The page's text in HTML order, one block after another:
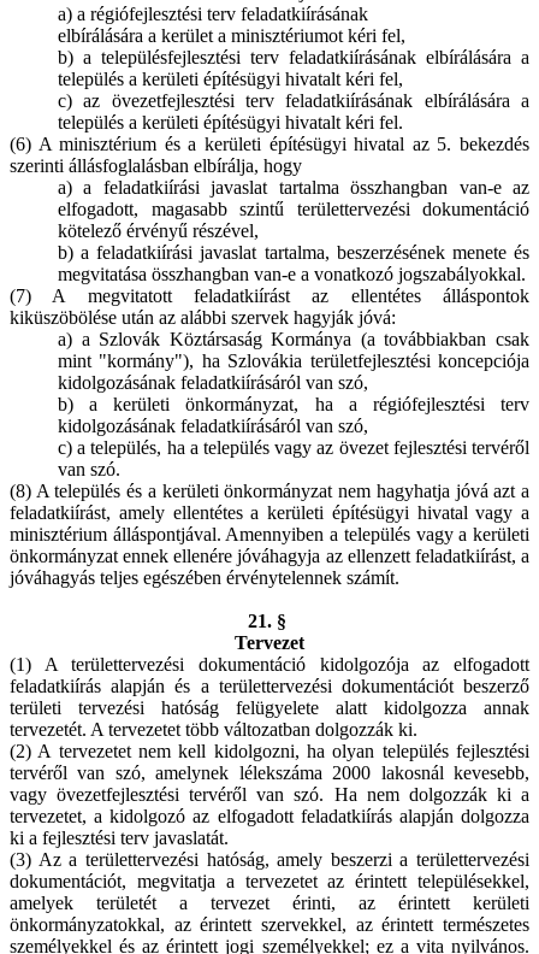
a) a régiófejlesztési terv feladatkiírásának
elbírálására a kerület a minisztériumot kéri fel,
b) a településfejlesztési terv feladatkiírásának elbírálására a
település a kerületi építésügyi hivatalt kéri fel,
c) az övezetfejlesztési terv feladatkiírásának elbírálására a
település a kerületi építésügyi hivatalt kéri fel.
(6) A minisztérium és a kerületi építésügyi hivatal az 5. bekezdés
szerinti állásfoglalásban elbírálja, hogy
a) a feladatkiírási javaslat tartalma összhangban van-e az
elfogadott, magasabb szintű területtervezési dokumentáció
kötelező érvényű részével,
b) a feladatkiírási javaslat tartalma, beszerzésének menete és
megvitatása összhangban van-e a vonatkozó jogszabályokkal.
(7) A megvitatott feladatkiírást az ellentétes álláspontok
kiküszöbölése után az alábbi szervek hagyják jóvá:
a) a Szlovák Köztársaság Kormánya (a továbbiakban csak
mint "kormány"), ha Szlovákia területfejlesztési koncepciója
kidolgozásának feladatkiírásáról van szó,
b) a kerületi önkormányzat, ha a régiófejlesztési terv
kidolgozásának feladatkiírásáról van szó,
c) a település, ha a település vagy az övezet fejlesztési tervéről
van szó.
(8) A település és a kerületi önkormányzat nem hagyhatja jóvá azt a
feladatkiírást, amely ellentétes a kerületi építésügyi hivatal vagy a
minisztérium álláspontjával. Amennyiben a település vagy a kerületi
önkormányzat ennek ellenére jóváhagyja az ellenzett feladatkiírást, a
jóváhagyás teljes egészében érvénytelennek számít.
21. §
Tervezet
(1) A területtervezési dokumentáció kidolgozója az elfogadott
feladatkiírás alapján és a területtervezési dokumentációt beszerző
területi tervezési hatóság felügyelete alatt kidolgozza annak
tervezetét. A tervezetet több változatban dolgozzák ki.
(2) A tervezetet nem kell kidolgozni, ha olyan település fejlesztési
tervéről van szó, amelynek lélekszáma 2000 lakosnál kevesebb,
vagy övezetfejlesztési tervéről van szó. Ha nem dolgozzák ki a
tervezetet, a kidolgozó az elfogadott feladatkiírás alapján dolgozza
ki a fejlesztési terv javaslatát.
(3) Az a területtervezési hatóság, amely beszerzi a területtervezési
dokumentációt, megvitatja a tervezetet az érintett településekkel,
amelyek területét a tervezet érinti, az érintett kerületi
önkormányzatokkal, az érintett szervekkel, az érintett természetes
személyekkel és az érintett jogi személyekkel; ez a vita nyilvános.